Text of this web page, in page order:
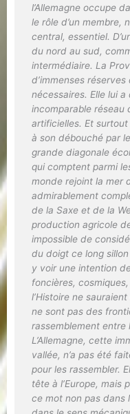
l’Allemagne occupe
le rôle d’un membre,
central, essentiel.
du nord au sud,
intermédiaire. La
d’immenses
nécessaires. Elle lui
incomparable réseau
artificielles. Et
à son débouché par
grande diagonale
qui comptent parmi
monde rejoint la mer
admirablement
de la Saxe et de la
production agricole
impossible de
du doigt ce long
y voir une intention
foncières,
l’Histoire ne
ne sont pas des
rassemblement entre
L’Allemagne, cette
vallée, n’a pas été
pour les rassembler.
tête à l’Europe, mais
ce mot non pas dans